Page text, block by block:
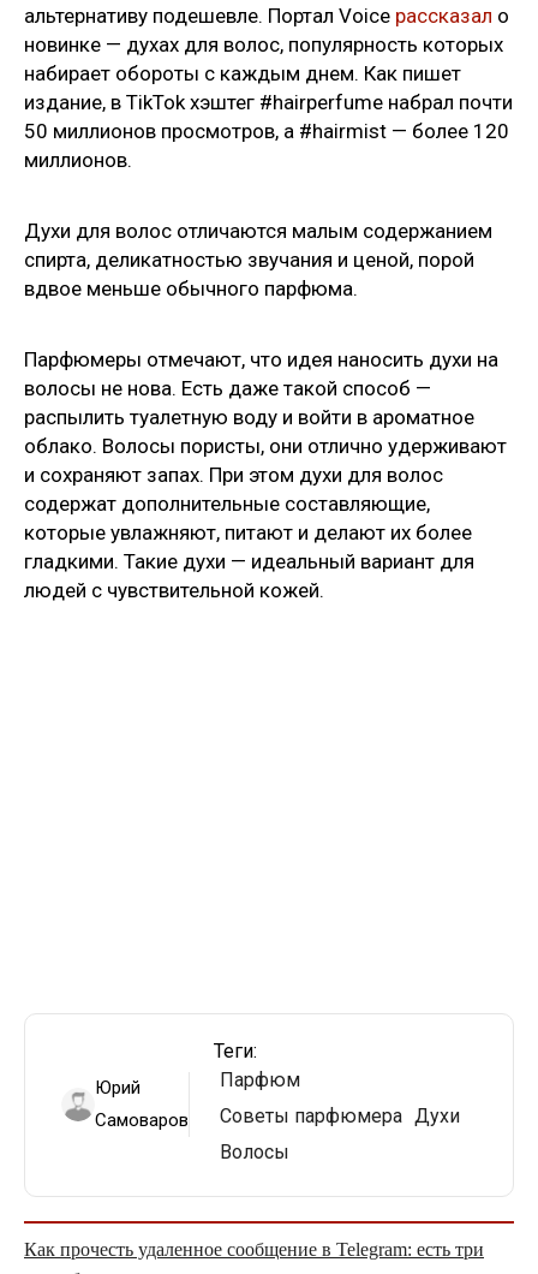
альтернативу подешевле. Портал Voice рассказал о
новинке — духах для волос, популярность которых
набирает обороты с каждым днем. Как пишет
издание, в TikTok хэштег #hairperfume набрал почти
50 миллионов просмотров, а #hairmist — более 120
миллионов.
Духи для волос отличаются малым содержанием
спирта, деликатностью звучания и ценой, порой
вдвое меньше обычного парфюма.
Парфюмеры отмечают, что идея наносить духи на
волосы не нова. Есть даже такой способ —
распылить туалетную воду и войти в ароматное
облако. Волосы пористы, они отлично удерживают
и сохраняют запах. При этом духи для волос
содержат дополнительные составляющие,
которые увлажняют, питают и делают их более
гладкими. Такие духи — идеальный вариант для
людей с чувствительной кожей.
Юрий
Самоваров
Теги:
Парфюм
Советы парфюмера Духи
Волосы
Как прочесть удаленное сообщение в Telegram: есть три